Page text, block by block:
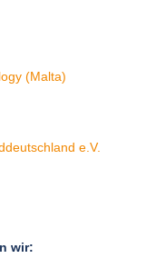
(Malta)
e.V.
wir: